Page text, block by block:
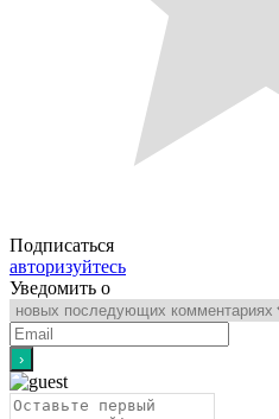
Подписаться
авторизуйтесь
Уведомить о